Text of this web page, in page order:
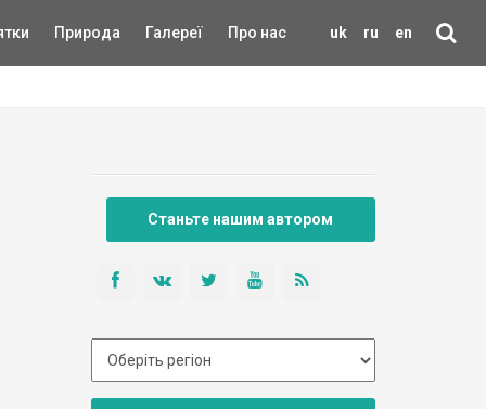
uk ru en
Природа Галереї Про нас
Станьте нашим автором